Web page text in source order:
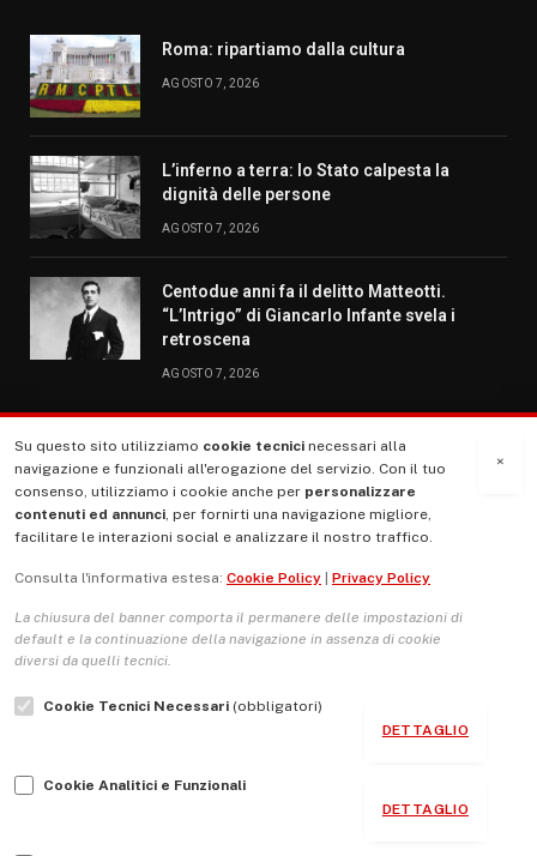
Roma: ripartiamo dalla cultura
AGOSTO 7, 2026
L’inferno a terra: lo Stato calpesta la
dignità delle persone
AGOSTO 7, 2026
Centodue anni fa il delitto Matteotti.
“L’Intrigo” di Giancarlo Infante svela i
retroscena
AGOSTO 7, 2026
MENU
La Nostra Storia
Le Copertine
L’Associazione
Indirizzo Socio Politico Culturale
Guida per le autrici e gli autori
×
Su questo sito utilizziamo cookie tecnici necessari alla
navigazione e funzionali all'erogazione del servizio. Con il tuo
consenso, utilizziamo i cookie anche per personalizzare
contenuti ed annunci, per fornirti una navigazione migliore,
facilitare le interazioni social e analizzare il nostro traffico.
Consulta l'informativa estesa: Cookie Policy Privacy Policy
La chiusura del banner comporta il permanere delle impostazioni di
default e la continuazione della navigazione in assenza di cookie
diversi da quelli tecnici.
Cookie Tecnici Necessari (obbligatori)
DETTAGLIO
Cookie Analitici e Funzionali
DETTAGLIO